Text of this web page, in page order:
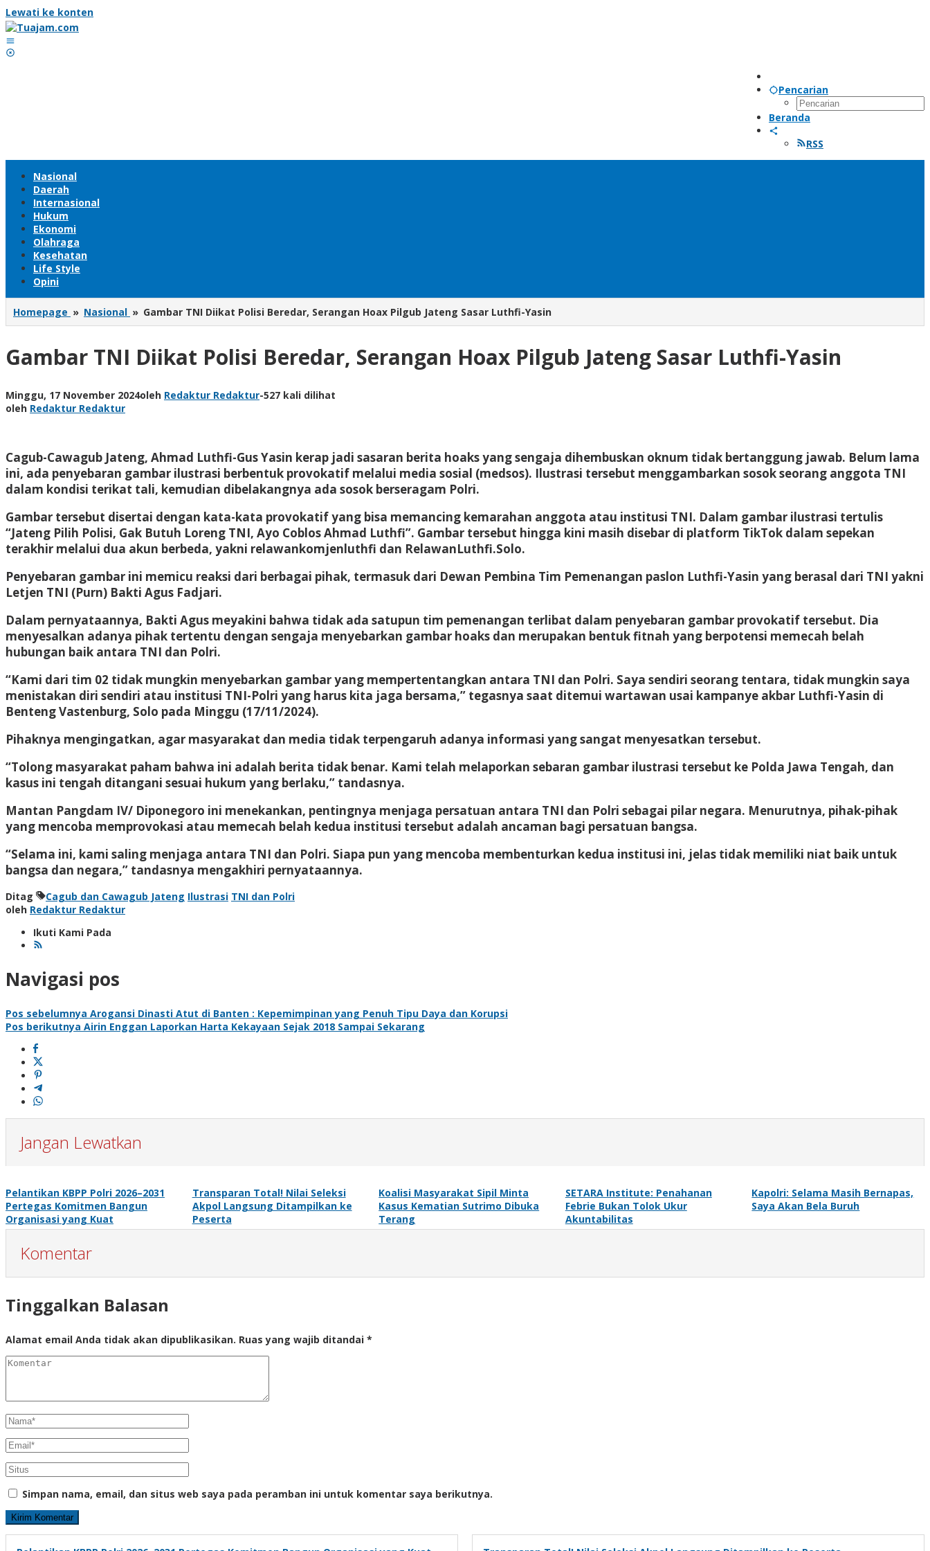
Lewati ke konten
Pencarian
Beranda
RSS
Nasional
Daerah
Internasional
Hukum
Ekonomi
Olahraga
Kesehatan
Life Style
Opini
Homepage » Nasional » Gambar TNI Diikat Polisi Beredar, Serangan Hoax Pilgub Jateng Sasar Luthfi-Yasin
Gambar TNI Diikat Polisi Beredar, Serangan Hoax Pilgub Jateng Sasar Luthfi-Yasin
Minggu, 17 November 2024oleh Redaktur Redaktur-527 kali dilihat
oleh Redaktur Redaktur
Cagub-Cawagub Jateng, Ahmad Luthfi-Gus Yasin kerap jadi sasaran berita hoaks yang sengaja dihembuskan oknum tidak bertanggung jawab. Belum lama
ini, ada penyebaran gambar ilustrasi berbentuk provokatif melalui media sosial (medsos). Ilustrasi tersebut menggambarkan sosok seorang anggota TNI
dalam kondisi terikat tali, kemudian dibelakangnya ada sosok berseragam Polri.
Gambar tersebut disertai dengan kata-kata provokatif yang bisa memancing kemarahan anggota atau institusi TNI. Dalam gambar ilustrasi tertulis
“Jateng Pilih Polisi, Gak Butuh Loreng TNI, Ayo Coblos Ahmad Luthfi”. Gambar tersebut hingga kini masih disebar di platform TikTok dalam sepekan
terakhir melalui dua akun berbeda, yakni relawankomjenluthfi dan RelawanLuthfi.Solo.
Penyebaran gambar ini memicu reaksi dari berbagai pihak, termasuk dari Dewan Pembina Tim Pemenangan paslon Luthfi-Yasin yang berasal dari TNI yakni
Letjen TNI (Purn) Bakti Agus Fadjari.
Dalam pernyataannya, Bakti Agus meyakini bahwa tidak ada satupun tim pemenangan terlibat dalam penyebaran gambar provokatif tersebut. Dia
menyesalkan adanya pihak tertentu dengan sengaja menyebarkan gambar hoaks dan merupakan bentuk fitnah yang berpotensi memecah belah
hubungan baik antara TNI dan Polri.
“Kami dari tim 02 tidak mungkin menyebarkan gambar yang mempertentangkan antara TNI dan Polri. Saya sendiri seorang tentara, tidak mungkin saya
menistakan diri sendiri atau institusi TNI-Polri yang harus kita jaga bersama,” tegasnya saat ditemui wartawan usai kampanye akbar Luthfi-Yasin di
Benteng Vastenburg, Solo pada Minggu (17/11/2024).
Pihaknya mengingatkan, agar masyarakat dan media tidak terpengaruh adanya informasi yang sangat menyesatkan tersebut.
“Tolong masyarakat paham bahwa ini adalah berita tidak benar. Kami telah melaporkan sebaran gambar ilustrasi tersebut ke Polda Jawa Tengah, dan
kasus ini tengah ditangani sesuai hukum yang berlaku,” tandasnya.
Mantan Pangdam IV/ Diponegoro ini menekankan, pentingnya menjaga persatuan antara TNI dan Polri sebagai pilar negara. Menurutnya, pihak-pihak
yang mencoba memprovokasi atau memecah belah kedua institusi tersebut adalah ancaman bagi persatuan bangsa.
“Selama ini, kami saling menjaga antara TNI dan Polri. Siapa pun yang mencoba membenturkan kedua institusi ini, jelas tidak memiliki niat baik untuk
bangsa dan negara,” tandasnya mengakhiri pernyataannya.
Ditag Cagub dan Cawagub Jateng Ilustrasi TNI dan Polri
oleh Redaktur Redaktur
Ikuti Kami Pada
Navigasi pos
Pos sebelumnya Arogansi Dinasti Atut di Banten : Kepemimpinan yang Penuh Tipu Daya dan Korupsi
Pos berikutnya Airin Enggan Laporkan Harta Kekayaan Sejak 2018 Sampai Sekarang
Jangan Lewatkan
Pelantikan KBPP Polri 2026–2031
Pertegas Komitmen Bangun
Organisasi yang Kuat
Transparan Total! Nilai Seleksi
Akpol Langsung Ditampilkan ke
Peserta
Koalisi Masyarakat Sipil Minta
Kasus Kematian Sutrimo Dibuka
Terang
SETARA Institute: Penahanan
Febrie Bukan Tolok Ukur
Akuntabilitas
Kapolri: Selama Masih Bernapas,
Saya Akan Bela Buruh
Komentar
Tinggalkan Balasan
Alamat email Anda tidak akan dipublikasikan. Ruas yang wajib ditandai *
Simpan nama, email, dan situs web saya pada peramban ini untuk komentar saya berikutnya.